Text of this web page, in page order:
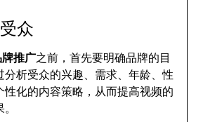
众
牌推广之前，首先要明确品牌的目
分析受众的兴趣、需求、年龄、性
性化的内容策略，从而提高视频的